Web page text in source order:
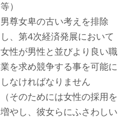
等）
男尊女卑の古い考えを排除
し、第4次経済発展において
女性が男性と並びより良い職
業を求め競争する事を可能に
しなければなりません
（そのためには女性の採用を
増やし、彼女らにふさわしい